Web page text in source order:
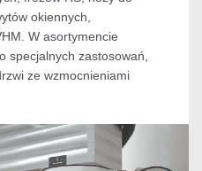
okiennych,
W asortymencie
specjalnych zastosowań,
ze wzmocnieniami